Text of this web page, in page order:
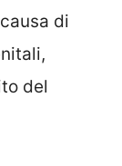
di
del